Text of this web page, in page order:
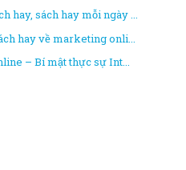
hay, sách hay mỗi ngày ...
hay về marketing onli...
– Bí mật thực sự Int...